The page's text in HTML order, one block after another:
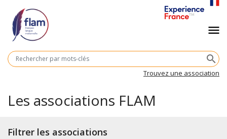
contenu
principal
Navigation
principalesearch
Trouvez une association
menu
Les associations FLAM
Filtrer les associations